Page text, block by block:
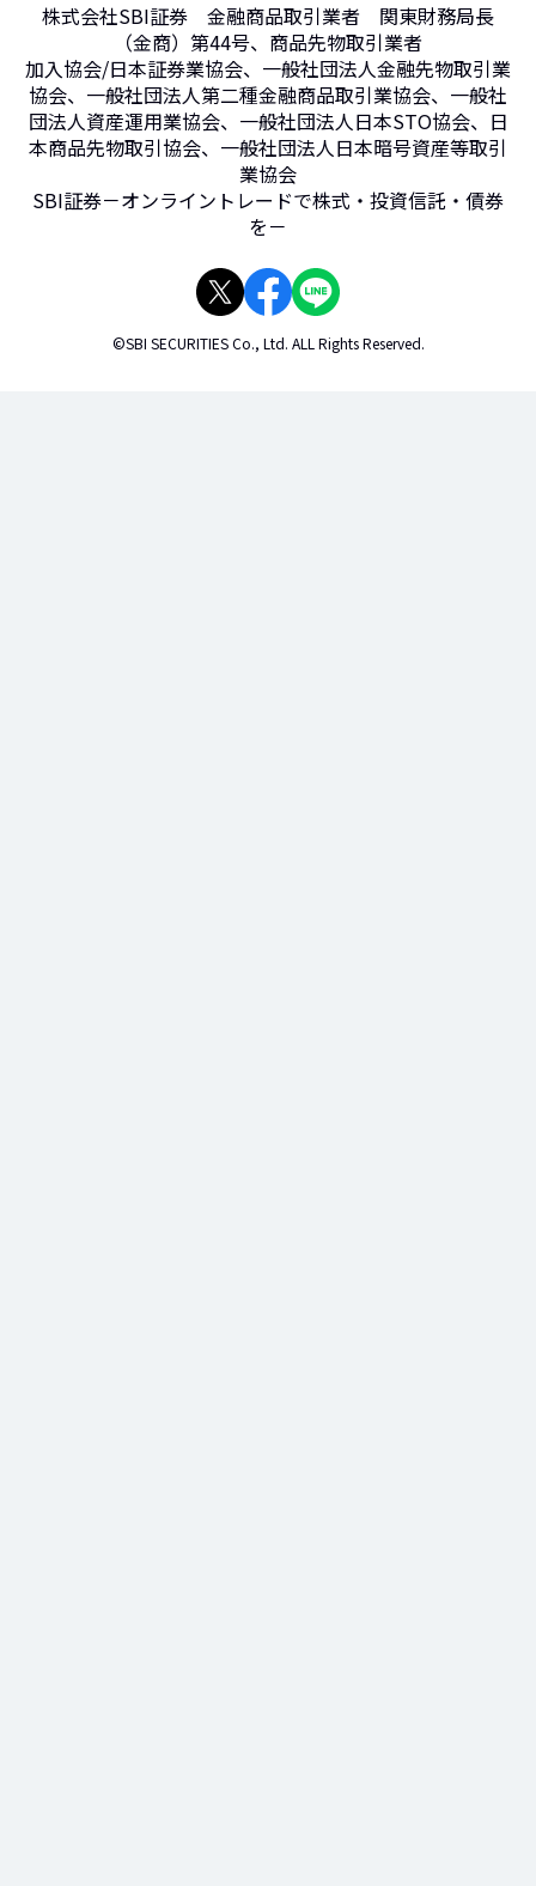
株式会社SBI証券 金融商品取引業者 関東財務局長
（金商）第44号、商品先物取引業者
加入協会/日本証券業協会、一般社団法人金融先物取引業
協会、一般社団法人第二種金融商品取引業協会、一般社
団法人資産運用業協会、一般社団法人日本STO協会、日
本商品先物取引協会、一般社団法人日本暗号資産等取引
業協会
SBI証券－オンライントレードで株式・投資信託・債券
を－
©SBI SECURITIES Co., Ltd. ALL Rights Reserved.